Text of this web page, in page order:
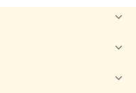


